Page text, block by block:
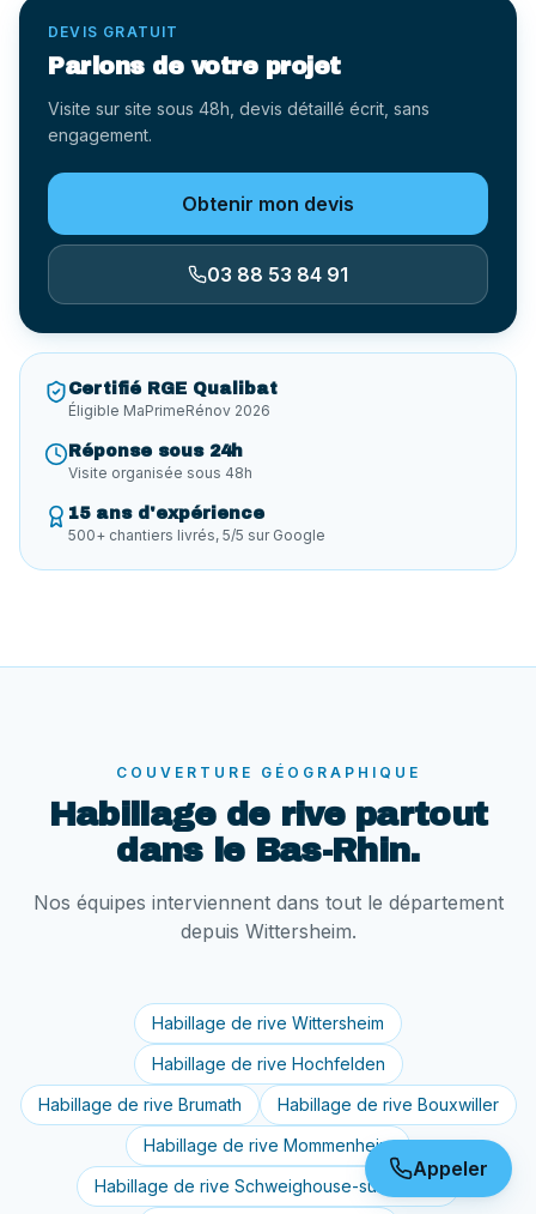
DEVIS GRATUIT
Parlons de votre projet
Visite sur site sous 48h, devis détaillé écrit, sans
engagement.
Obtenir mon devis
03 88 53 84 91
Certifié RGE Qualibat
Éligible MaPrimeRénov 2026
Réponse sous 24h
Visite organisée sous 48h
15 ans d'expérience
500+ chantiers livrés, 5/5 sur Google
COUVERTURE GÉOGRAPHIQUE
Habillage de rivepartout
dans le Bas-Rhin.
Nos équipes interviennent dans tout le département
depuis Wittersheim.
Habillage de rive Wittersheim
Habillage de rive Hochfelden
Habillage de rive Brumath Habillage de rive Bouxwiller
Habillage de rive Mommenheim
Habillage de rive Schweighouse-sur-Moder
Appeler